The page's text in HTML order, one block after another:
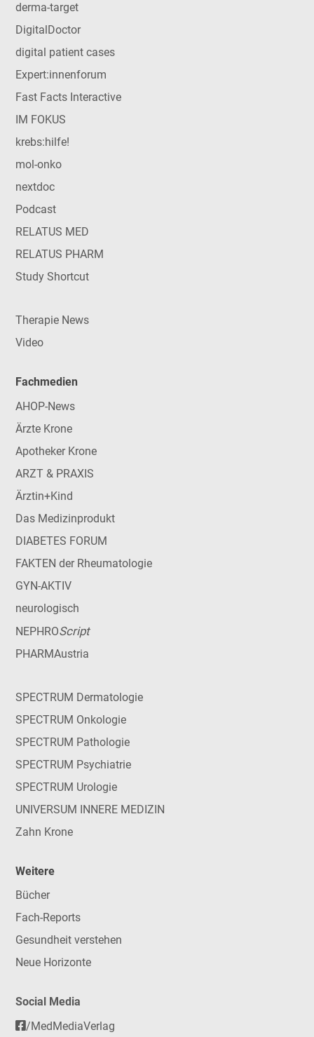
derma-target
DigitalDoctor
digital patient cases
Expert:innenforum
Fast Facts Interactive
IM FOKUS
krebs:hilfe!
mol-onko
nextdoc
Podcast
RELATUS MED
RELATUS PHARM
Study Shortcut
Therapie News
Video
Fachmedien
AHOP-News
Ärzte Krone
Apotheker Krone
ARZT & PRAXIS
Ärztin+Kind
Das Medizinprodukt
DIABETES FORUM
FAKTEN der Rheumatologie
GYN-AKTIV
neurologisch
NEPHROScript
PHARMAustria
SPECTRUM Dermatologie
SPECTRUM Onkologie
SPECTRUM Pathologie
SPECTRUM Psychiatrie
SPECTRUM Urologie
UNIVERSUM INNERE MEDIZIN
Zahn Krone
Weitere
Bücher
Fach-Reports
Gesundheit verstehen
Neue Horizonte
Social Media
/MedMediaVerlag